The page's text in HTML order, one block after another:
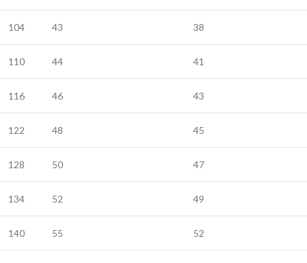
104 43 38
110 44 41
116 46 43
122 48 45
128 50 47
134 52 49
140 55 52